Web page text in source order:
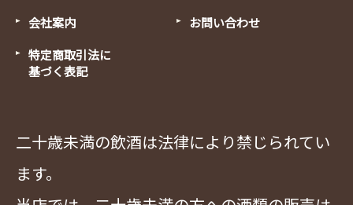
会社案内
お問い合わせ
特定商取引法に
基づく表記
二十歳未満の飲酒は法律により禁じられてい
ます。